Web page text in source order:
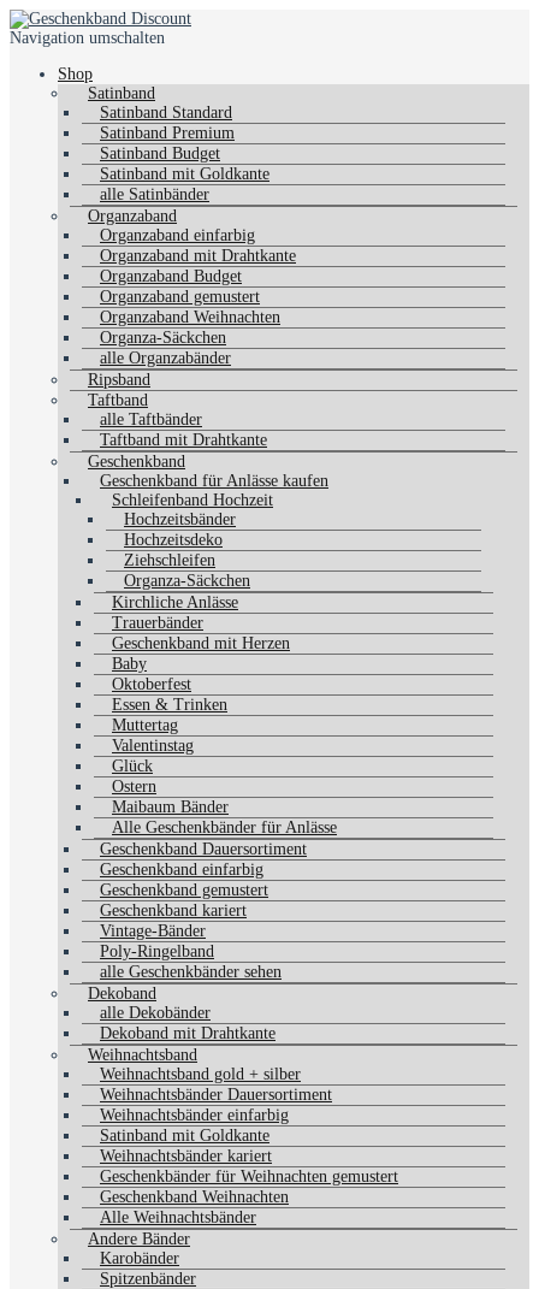
Navigation umschalten
Shop
Satinband
Satinband Standard
Satinband Premium
Satinband Budget
Satinband mit Goldkante
alle Satinbänder
Organzaband
Organzaband einfarbig
Organzaband mit Drahtkante
Organzaband Budget
Organzaband gemustert
Organzaband Weihnachten
Organza-Säckchen
alle Organzabänder
Ripsband
Taftband
alle Taftbänder
Taftband mit Drahtkante
Geschenkband
Geschenkband für Anlässe kaufen
Schleifenband Hochzeit
Hochzeitsbänder
Hochzeitsdeko
Ziehschleifen
Organza-Säckchen
Kirchliche Anlässe
Trauerbänder
Geschenkband mit Herzen
Baby
Oktoberfest
Essen & Trinken
Muttertag
Valentinstag
Glück
Ostern
Maibaum Bänder
Alle Geschenkbänder für Anlässe
Geschenkband Dauersortiment
Geschenkband einfarbig
Geschenkband gemustert
Geschenkband kariert
Vintage-Bänder
Poly-Ringelband
alle Geschenkbänder sehen
Dekoband
alle Dekobänder
Dekoband mit Drahtkante
Weihnachtsband
Weihnachtsband gold + silber
Weihnachtsbänder Dauersortiment
Weihnachtsbänder einfarbig
Satinband mit Goldkante
Weihnachtsbänder kariert
Geschenkbänder für Weihnachten gemustert
Geschenkband Weihnachten
Alle Weihnachtsbänder
Andere Bänder
Karobänder
Spitzenbänder